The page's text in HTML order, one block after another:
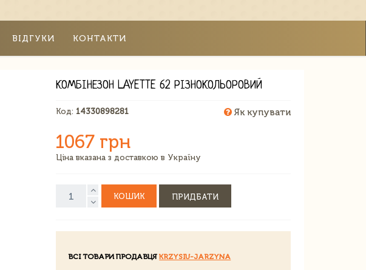
ВІДГУКИ КОНТАКТИ
КОМБІНЕЗОН LAYETTE 62 РІЗНОКОЛЬОРОВИЙ
Код: 14330898281 Як купувати
1067 грн
Ціна вказана з доставкою в Україну
КОШИК ПРИДБАТИ
ВСІ ТОВАРИ ПРОДАВЦЯKRZYSIU-JARZYNA